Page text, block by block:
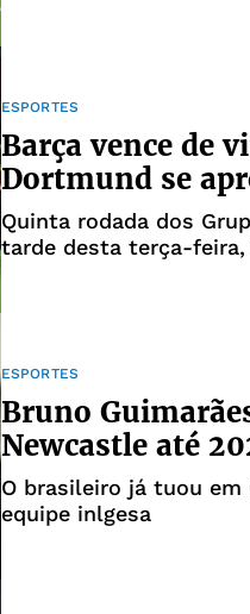
ESPORTES
Barça vence de
Dortmund se
Quinta rodada dos
tarde desta terça-feira,
ESPORTES
Bruno
Newcastle até
O brasileiro já tuou em
equipe inlgesa